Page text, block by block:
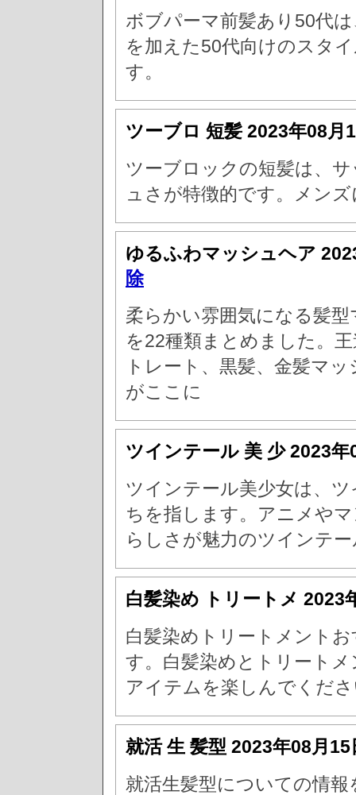
ボブパーマ前髪あり50代
を加えた50代向けのスタ
す。
ツーブロ 短髪 2023年08月
ツーブロックの短髪は、
ュさが特徴的です。メン
ゆるふわマッシュヘア
除
柔らかい雰囲気になる髪
を22種類まとめました。
トレート、黒髪、金髪マ
がここに
ツインテール 美 少2023年
ツインテール美少女は、
ちを指します。アニメや
らしさが魅力のツインテ
白髪染め トリートメ 2023
白髪染めトリートメント
す。白髪染めとトリート
アイテムを楽しんでくだ
就活 生 髪型 2023年08月
就活生髪型についての情